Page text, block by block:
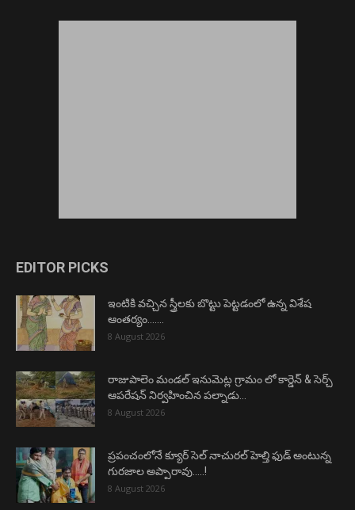
EDITOR PICKS
ఇంటికి వచ్చిన స్త్రీలకు బొట్టు పెట్టడంలో ఉన్న విశేష
ఆంతర్యం…….
8 August 2026
రాజుపాలెం మండల్ ఇనుమెట్ల గ్రామం లో కార్డెన్ & సెర్చ్
ఆపరేషన్ నిర్వహించిన పల్నాడు...
8 August 2026
ప్రపంచంలోనే క్యూర్ సెల్ నాచురల్ హెల్తి ఫుడ్ అంటున్న
గురజాల అప్పారావు…..!
8 August 2026